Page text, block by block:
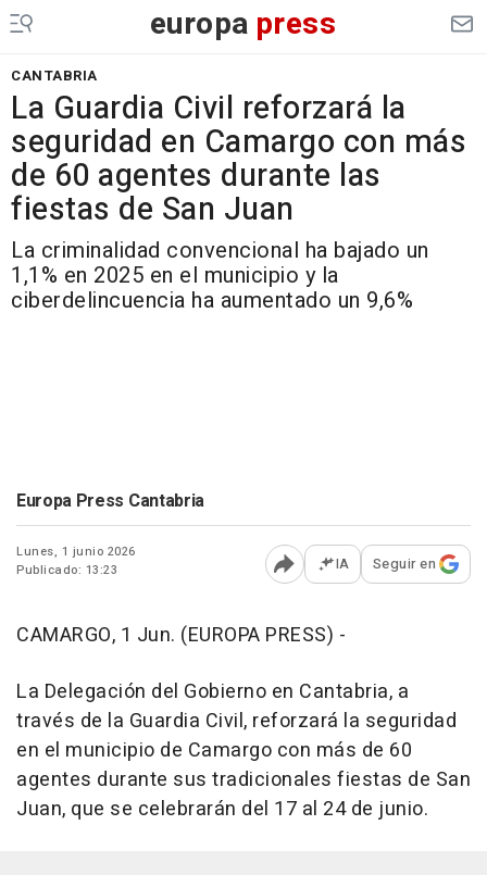
europa press
CANTABRIA
La Guardia Civil reforzará la
seguridad en Camargo con más
de 60 agentes durante las
fiestas de San Juan
La criminalidad convencional ha bajado un
1,1% en 2025 en el municipio y la
ciberdelincuencia ha aumentado un 9,6%
Europa Press Cantabria
Lunes, 1 junio 2026
Publicado: 13:23
Abrir opciones para
IA Seguir en
CAMARGO, 1 Jun. (EUROPA PRESS) -
La Delegación del Gobierno en Cantabria, a
través de la Guardia Civil, reforzará la seguridad
en el municipio de Camargo con más de 60
agentes durante sus tradicionales fiestas de San
Juan, que se celebrarán del 17 al 24 de junio.